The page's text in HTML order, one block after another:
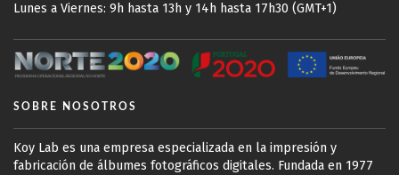
Lunes a Viernes: 9h hasta 13h y 14h hasta 17h30 (GMT+1)
SOBRE NOSOTROS
Koy Lab es una empresa especializada en la impresión y
fabricación de álbumes fotográficos digitales. Fundada en 1977